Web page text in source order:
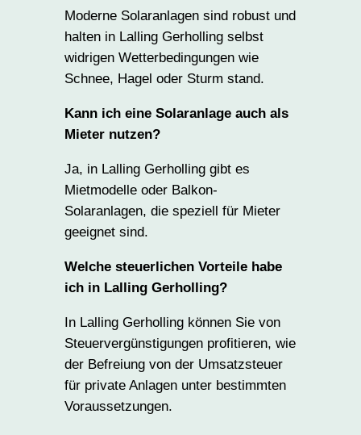
Moderne Solaranlagen sind robust und
halten in Lalling Gerholling selbst
widrigen Wetterbedingungen wie
Schnee, Hagel oder Sturm stand.
Kann ich eine Solaranlage auch als
Mieter nutzen?
Ja, in Lalling Gerholling gibt es
Mietmodelle oder Balkon-
Solaranlagen, die speziell für Mieter
geeignet sind.
Welche steuerlichen Vorteile habe
ich in Lalling Gerholling?
In Lalling Gerholling können Sie von
Steuervergünstigungen profitieren, wie
der Befreiung von der Umsatzsteuer
für private Anlagen unter bestimmten
Voraussetzungen.